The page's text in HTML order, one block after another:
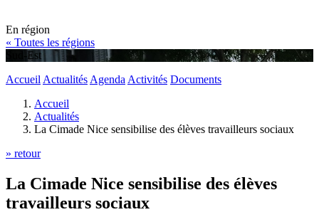
En région
« Toutes les régions
Sud-Est
Accueil Actualités Agenda Activités Documents
Accueil
Actualités
La Cimade Nice sensibilise des élèves travailleurs sociaux
» retour
La Cimade Nice sensibilise des élèves
travailleurs sociaux